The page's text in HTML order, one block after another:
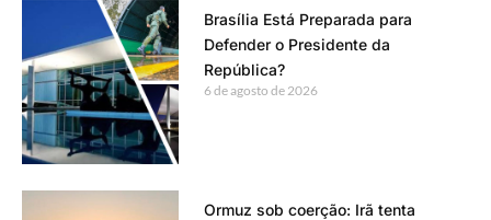
Brasília Está Preparada para
Defender o Presidente da
República?
6 de agosto de 2026
Ormuz sob coerção: Irã tenta